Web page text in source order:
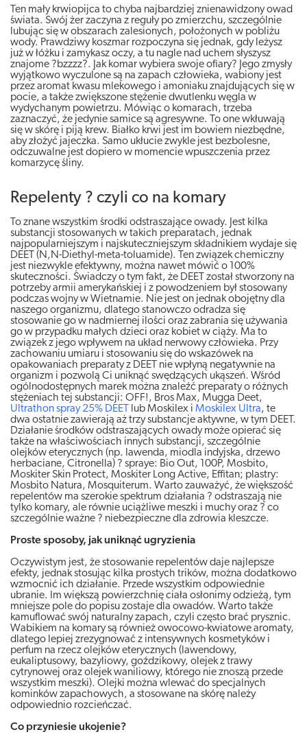
Ten mały krwiopijca to chyba najbardziej znienawidzony owad
świata. Swój żer zaczyna z reguły po zmierzchu, szczególnie
lubując się w obszarach zalesionych, położonych w pobliżu
wody. Prawdziwy koszmar rozpoczyna się jednak, gdy leżysz
już w łóżku i zamykasz oczy, a tu nagle nad uchem słyszysz
znajome ?bzzzz?. Jak komar wybiera swoje ofiary? Jego zmysły
wyjątkowo wyczulone są na zapach człowieka, wabiony jest
przez aromat kwasu mlekowego i amoniaku znajdujących się w
pocie, a także zwiększone stężenie dwutlenku węgla w
wydychanym powietrzu. Mówiąc o komarach, trzeba
zaznaczyć, że jedynie samice są agresywne. To one wkłuwają
się w skórę i piją krew. Białko krwi jest im bowiem niezbędne,
aby złożyć jajeczka. Samo ukłucie zwykle jest bezbolesne,
odczuwalne jest dopiero w momencie wpuszczenia przez
komarzycę śliny.
Repelenty ? czyli co na komary
To znane wszystkim środki odstraszające owady. Jest kilka
substancji stosowanych w takich preparatach, jednak
najpopularniejszym i najskuteczniejszym składnikiem wydaje się
DEET (N,N-Diethyl-meta-toluamide). Ten związek chemiczny
jest niezwykle efektywny, można nawet mówić o 100%
skuteczności. Świadczy o tym fakt, że DEET został stworzony na
potrzeby armii amerykańskiej i z powodzeniem był stosowany
podczas wojny w Wietnamie. Nie jest on jednak obojętny dla
naszego organizmu, dlatego stanowczo odradza się
stosowanie go w nadmiernej ilości oraz zabrania się używania
go w przypadku małych dzieci oraz kobiet w ciąży. Ma to
związek z jego wpływem na układ nerwowy człowieka. Przy
zachowaniu umiaru i stosowaniu się do wskazówek na
opakowaniach preparaty z DEET nie wpłyną negatywnie na
organizm i pozwolą Ci uniknąć swędzących ukąszeń. Wśród
ogólnodostępnych marek można znaleźć preparaty o różnych
stężeniach tej substancji: OFF!, Bros Max, Mugga Deet,
Ultrathon spray 25% DEET
lub Moskilex i Moskilex Ultra, te
dwa ostatnie zawierają aż trzy substancje aktywne, w tym DEET.
Działanie środków odstraszających owady może opierać się
także na właściwościach innych substancji, szczególnie
olejków eterycznych (np. lawenda, miodla indyjska, drzewo
herbaciane, Citronella) ? spraye: Bio Out, 100P, Mosbito,
Moskiter Skin Protect, Moskiter Long Active, Effitan; plastry:
Mosbito Natura, Mosquiterum. Warto zauważyć, że większość
repelentów ma szerokie spektrum działania ? odstraszają nie
tylko komary, ale równie uciążliwe meszki i muchy oraz ? co
szczególnie ważne ? niebezpieczne dla zdrowia kleszcze.
Proste sposoby, jak uniknąć ugryzienia
Oczywistym jest, że stosowanie repelentów daje najlepsze
efekty, jednak stosując kilka prostych trików, można dodatkowo
wzmocnić ich działanie. Przede wszystkim odpowiednie
ubranie. Im większą powierzchnię ciała osłonimy odzieżą, tym
mniejsze pole do popisu zostaje dla owadów. Warto także
kamuflować swój naturalny zapach, czyli często brać prysznic.
Wabikiem na komary są również owocowo-kwiatowe aromaty,
dlatego lepiej zrezygnować z intensywnych kosmetyków i
perfum na rzecz olejków eterycznych (lawendowy,
eukaliptusowy, bazyliowy, goździkowy, olejek z trawy
cytrynowej oraz olejek waniliowy, którego nie znoszą przede
wszystkim meszki). Olejki można wlewać do specjalnych
kominków zapachowych, a stosowane na skórę należy
odpowiednio rozcieńczać.
Co przyniesie ukojenie?